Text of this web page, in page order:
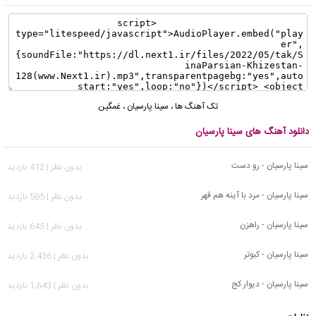
تک آهنگ ها، سینا پارسیان ، غمگین
دانلود آهنگ های سینا پارسیان
سینا پارسیان - رو دست
بدون نظر | 412 بازدید
سینا پارسیان - مرد‌ با‌ آینه هم قهر
بدون نظر | 585 بازدید
سینا پارسیان - راهزن
بدون نظر | 645 بازدید
سینا پارسیان - کبوتر
بدون نظر | 2,436 بازدید
سینا پارسیان - دیوار کج
بدون نظر | 1,643 بازدید